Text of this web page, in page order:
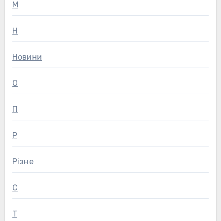
М
Н
Новини
О
П
Р
Різне
С
Т